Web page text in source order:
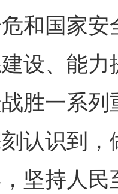
和国家
设、能
胜一系
认识到
坚持人